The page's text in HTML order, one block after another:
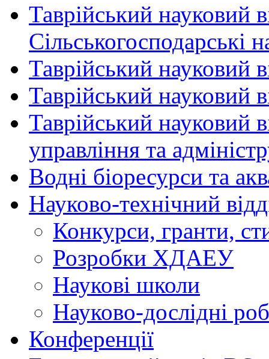
Таврійський науковий
Сільськогосподарські
Таврійський науковий
Таврійський науковий
Таврійський науковий
управління та
Водні біоресурси та
Науково-технічний
Конкурси, гранти,
Розробки ХДАЕУ
Наукові школи
Науково-дослідні
Конференції